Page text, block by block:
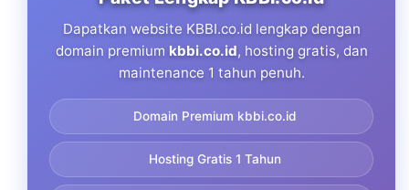
Dapatkan website KBBI.co.id lengkap dengan
domain premium kbbi.co.id, hosting gratis, dan
maintenance 1 tahun penuh.
Domain Premium kbbi.co.id
Hosting Gratis 1 Tahun